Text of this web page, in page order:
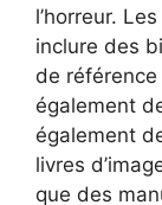
l’horreur.
inclure des
de
également
également
livres
que des